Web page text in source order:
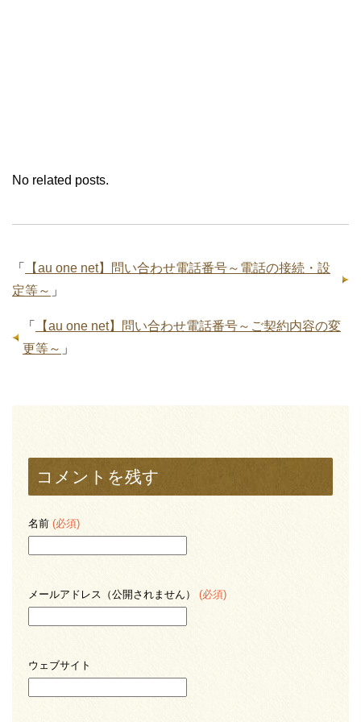
No related posts.
「
【au one net】問い合わせ電話番号～電話の接続・設
定等～ 」
「
【au one net】問い合わせ電話番号～ご契約内容の変
更等～ 」
コメントを残す
名前 (必須)
メールアドレス（公開されません） (必須)
ウェブサイト